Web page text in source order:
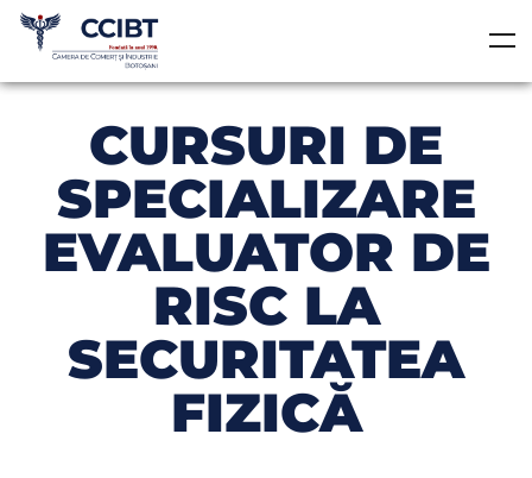
CURSURI DE
SPECIALIZARE
EVALUATOR DE
RISC LA
SECURITATEA
FIZICĂ